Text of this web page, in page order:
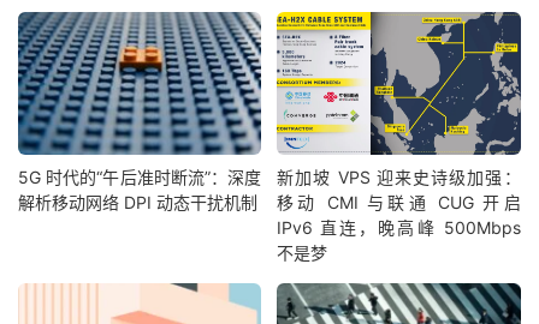
5G 时代的“午后准时断流”：深度
解析移动网络 DPI 动态干扰机制
新加坡 VPS 迎来史诗级加强：
移动 CMI 与联通 CUG 开启
IPv6 直连，晚高峰 500Mbps
不是梦